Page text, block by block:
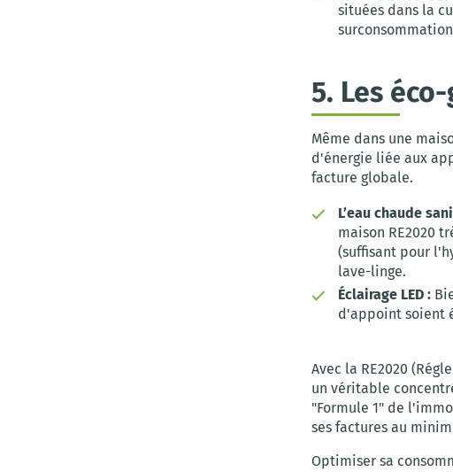
situées dans la
5. Les
Même dans une
d'énergie liée aux
facture globale.
L’eau chaude
maison RE2020
(suffisant pour
lave-linge.
Éclairage LED :
d'appoint soient
Avec la RE2020
un véritable
"Formule 1" de
ses factures au
Optimiser sa